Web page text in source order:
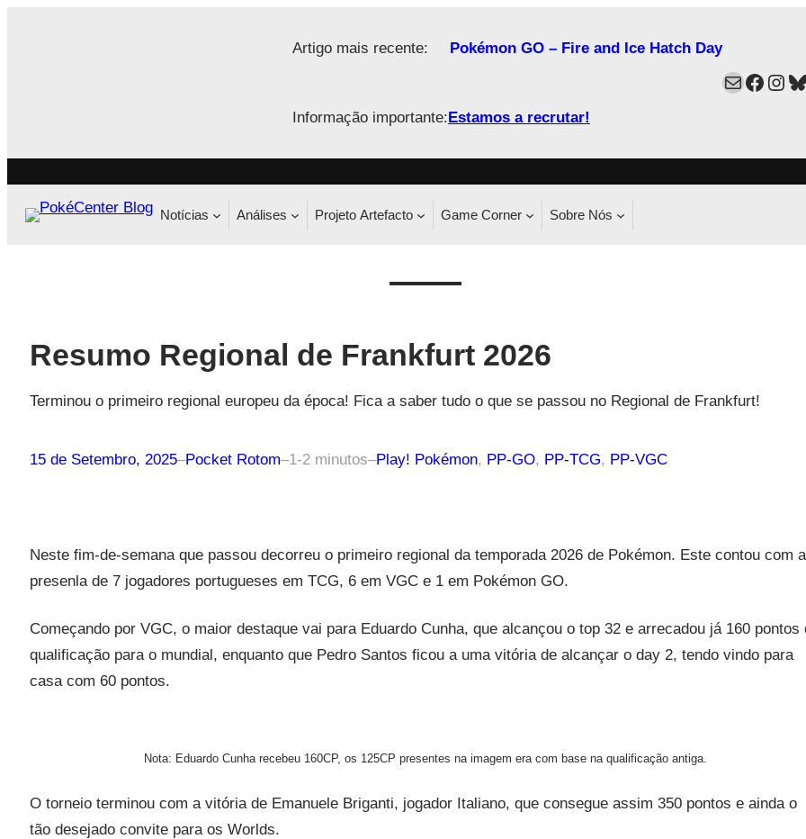
Artigo mais recente: Pokémon GO – Fire and Ice Hatch Day
Informação importante:Estamos a recrutar!
Mail
Notícias Análises Projeto Artefacto Game Corner Sobre Nós
Resumo Regional de Frankfurt 2026
Terminou o primeiro regional europeu da época! Fica a saber tudo o que se passou no Regional de Frankfurt!
15 de Setembro, 2025–Pocket Rotom–1-2 minutos–Play! Pokémon, PP-GO, PP-TCG, PP-VGC
Neste fim-de-semana que passou decorreu o primeiro regional da temporada 2026 de Pokémon. Este contou com a
presenla de 7 jogadores portugueses em TCG, 6 em VGC e 1 em Pokémon GO.
Começando por VGC, o maior destaque vai para Eduardo Cunha, que alcançou o top 32 e arrecadou já 160 pontos
qualificação para o mundial, enquanto que Pedro Santos ficou a uma vitória de alcançar o day 2, tendo vindo para
casa com 60 pontos.
Nota: Eduardo Cunha recebeu 160CP, os 125CP presentes na imagem era com base na qualificação antiga.
O torneio terminou com a vitória de Emanuele Briganti, jogador Italiano, que consegue assim 350 pontos e ainda o
tão desejado convite para os Worlds.